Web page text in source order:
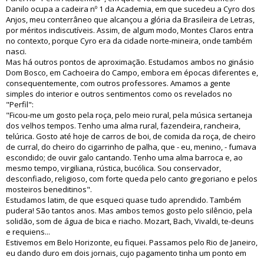
Danilo ocupa a cadeira nº 1 da Academia, em que sucedeu a Cyro dos
Anjos, meu conterrâneo que alcançou a glória da Brasileira de Letras,
por méritos indiscutíveis. Assim, de algum modo, Montes Claros entra
no contexto, porque Cyro era da cidade norte-mineira, onde também
nasci.
Mas há outros pontos de aproximação. Estudamos ambos no ginásio
Dom Bosco, em Cachoeira do Campo, embora em épocas diferentes e,
consequentemente, com outros professores. Amamos a gente
simples do interior e outros sentimentos como os revelados no
"Perfil":
"Ficou-me um gosto pela roça, pelo meio rural, pela música sertaneja
dos velhos tempos. Tenho uma alma rural, fazendeira, rancheira,
telúrica. Gosto até hoje de carros de boi, de comida da roça, de cheiro
de curral, do cheiro do cigarrinho de palha, que - eu, menino, - fumava
escondido; de ouvir galo cantando. Tenho uma alma barroca e, ao
mesmo tempo, virgiliana, rústica, bucólica. Sou conservador,
desconfiado, religioso, com forte queda pelo canto gregoriano e pelos
mosteiros beneditinos".
Estudamos latim, de que esqueci quase tudo aprendido. Também
pudera! São tantos anos. Mas ambos temos gosto pelo silêncio, pela
solidão, som de água de bica e riacho. Mozart, Bach, Vivaldi, te-deuns
e requiens...
Estivemos em Belo Horizonte, eu fiquei. Passamos pelo Rio de Janeiro,
eu dando duro em dois jornais, cujo pagamento tinha um ponto em